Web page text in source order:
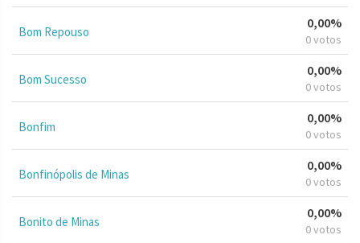
Bom Repouso
0,00%
0 votos
Bom Sucesso
0,00%
0 votos
Bonfim
0,00%
0 votos
Bonfinópolis de Minas
0,00%
0 votos
Bonito de Minas
0,00%
0 votos